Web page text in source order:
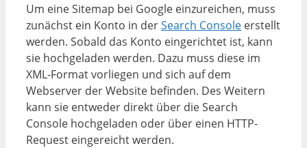
Um eine Sitemap bei Google einzureichen, muss
zunächst ein Konto in derSearch Console erstellt
werden. Sobald das Konto eingerichtet ist, kann
sie hochgeladen werden. Dazu muss diese im
XML-Format vorliegen und sich auf dem
Webserver der Website befinden. Des Weitern
kann sie entweder direkt über die Search
Console hochgeladen oder über einen HTTP-
Request eingereicht werden.